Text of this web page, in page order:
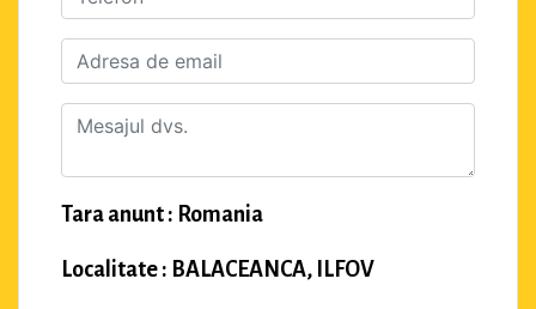
Tara anunt : Romania
Localitate : BALACEANCA, ILFOV